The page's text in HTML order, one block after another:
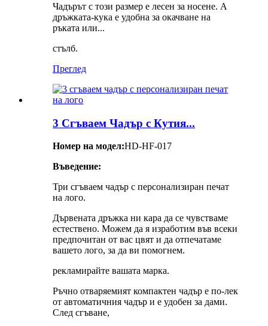
Чадърът с този размер е лесен за носене. А
дръжката-кука е удобна за окачване на
ръката или...
стълб.
Преглед
3 Сгъваем Чадър с Кутия...
Номер на модел:HD-HF-017
Въведение:
Три сгъваем чадър с персонализиран печат
на лого.
Дървената дръжка ни кара да се чувстваме
естествено. Можем да я изработим във всеки
предпочитан от вас цвят и да отпечатаме
вашето лого, за да ви помогнем.
рекламирайте вашата марка.
Ръчно отваряемият компактен чадър е по-лек
от автоматичния чадър и е удобен за дами.
След сгъване,